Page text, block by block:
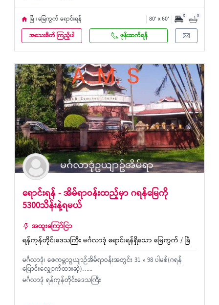
ခြံ ၊ မြေကွက် ရောင်းရန် 80' x 60' x x
အသေးစိတ် ကြည့်ပါ ဖုန်းဆက်ရန်
ရောင်းရန် - အိမ်ရာဝန်းထည့်မှာ ဂရန်မြေကို
5300သိန်းနဲ့ရမယ်
အထူးကြော်ငြာ
ရန်ကုန်တိုင်းဒေသကြီး မင်္ဂလာဒုံ ရောင်းရန်ရှိသော မြေကွက် / ခြံ
မင်္ဂလာဒုံ၊ ဇေကမ္ဘာဥယျာဉ်အိမ်ရာဝန်းအတွင်း 31 × 98 ပါမစ်(ဂရန်
ပြောင်းလျှောက်ထားဆဲ့)…...
မင်္ဂလာဒုံ ရန်ကုန်တိုင်းဒေသကြီး